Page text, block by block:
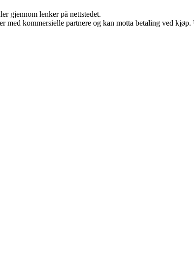
gjennom lenker på nettstedet.
med kommersielle partnere og kan motta betaling ved